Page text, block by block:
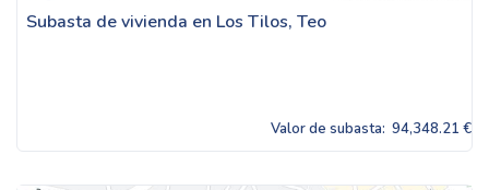
Subasta de vivienda en Los Tilos, Teo
Valor de subasta: 94,348.21 €